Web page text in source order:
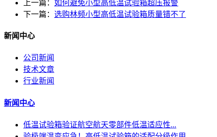
上一篇： 如何避免小型高低温试验箱超压报警
下一篇： 选购林频小型高低温试验箱质量错不了
新闻中心
公司新闻
技术文章
行业新闻
新闻中心
低温试验箱验证航空航天零部件低温适应性...